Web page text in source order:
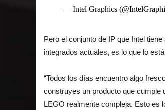
— Intel Graphics
Pero el conjunto de IP que Intel
integrados actuales, es lo que lo
“Todos los días encuentro algo
construyes un producto que cumple
LEGO realmente compleja. Esto es